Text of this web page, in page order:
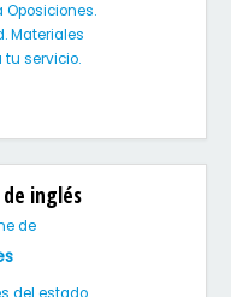
Oposiciones.
Materiales
tu servicio.
inglés
de